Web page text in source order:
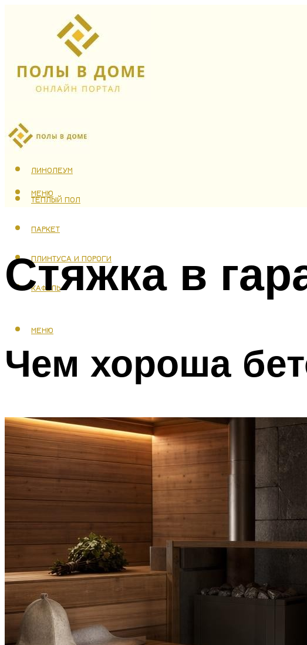
ЛАМИНАТ
ЛИНОЛЕУМ
ТЕПЛЫЙ ПОЛ
ПАРКЕТ
ПЛИНТУСА И ПОРОГИ
КАФЕЛЬ
МЕНЮ
МЕНЮ
Стяжка в
Чем хороша